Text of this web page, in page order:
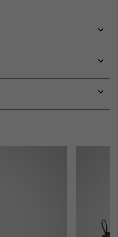
or
or
or